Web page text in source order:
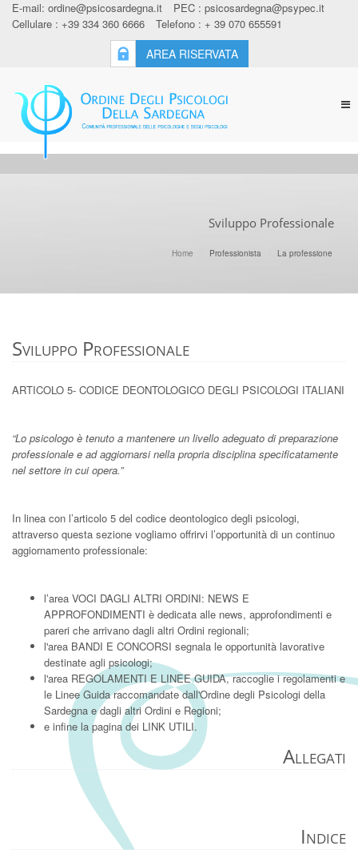
E-mail: ordine@psicosardegna.it PEC : psicosardegna@psypec.it
Cellulare : +39 334 360 6666
Telefono : + 39 070 655591
AREA RISERVATA
Sviluppo Professionale
Home Professionista La professione
Sviluppo Professionale
ARTICOLO 5- CODICE DEONTOLOGICO DEGLI PSICOLOGI ITALIANI
“Lo psicologo è tenuto a mantenere un livello adeguato di preparazione
professionale e ad aggiornarsi nella propria disciplina specificatamente
nel settore in cui opera.”
In linea con l’articolo 5 del codice deontologico degli psicologi,
attraverso questa sezione vogliamo offrirvi l’opportunità di un continuo
aggiornamento professionale:
l’area VOCI DAGLI ALTRI ORDINI: NEWS E
APPROFONDIMENTI è dedicata alle news, approfondimenti e
pareri che arrivano dagli altri Ordini regionali;
l'area BANDI E CONCORSI segnala le opportunità lavorative
destinate agli psicologi;
l'area REGOLAMENTI E LINEE GUIDA, raccoglie i regolamenti e
le Linee Guida raccomandate dall'Ordine degli Psicologi della
Sardegna e dagli altri Ordini e Regioni;
e infine la pagina dei LINK UTILI.
Allegati
Indice